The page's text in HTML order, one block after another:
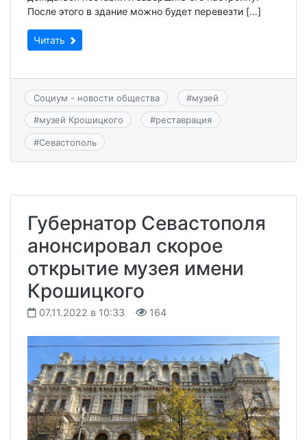
После этого в здание можно будет перевезти […]
Читать
Социум - новости общества #музей
#музей Крошицкого #реставрация
#Севастополь
Губернатор Севастополя
анонсировал скорое
открытие музея имени
Крошицкого
07.11.2022 в 10:33 164